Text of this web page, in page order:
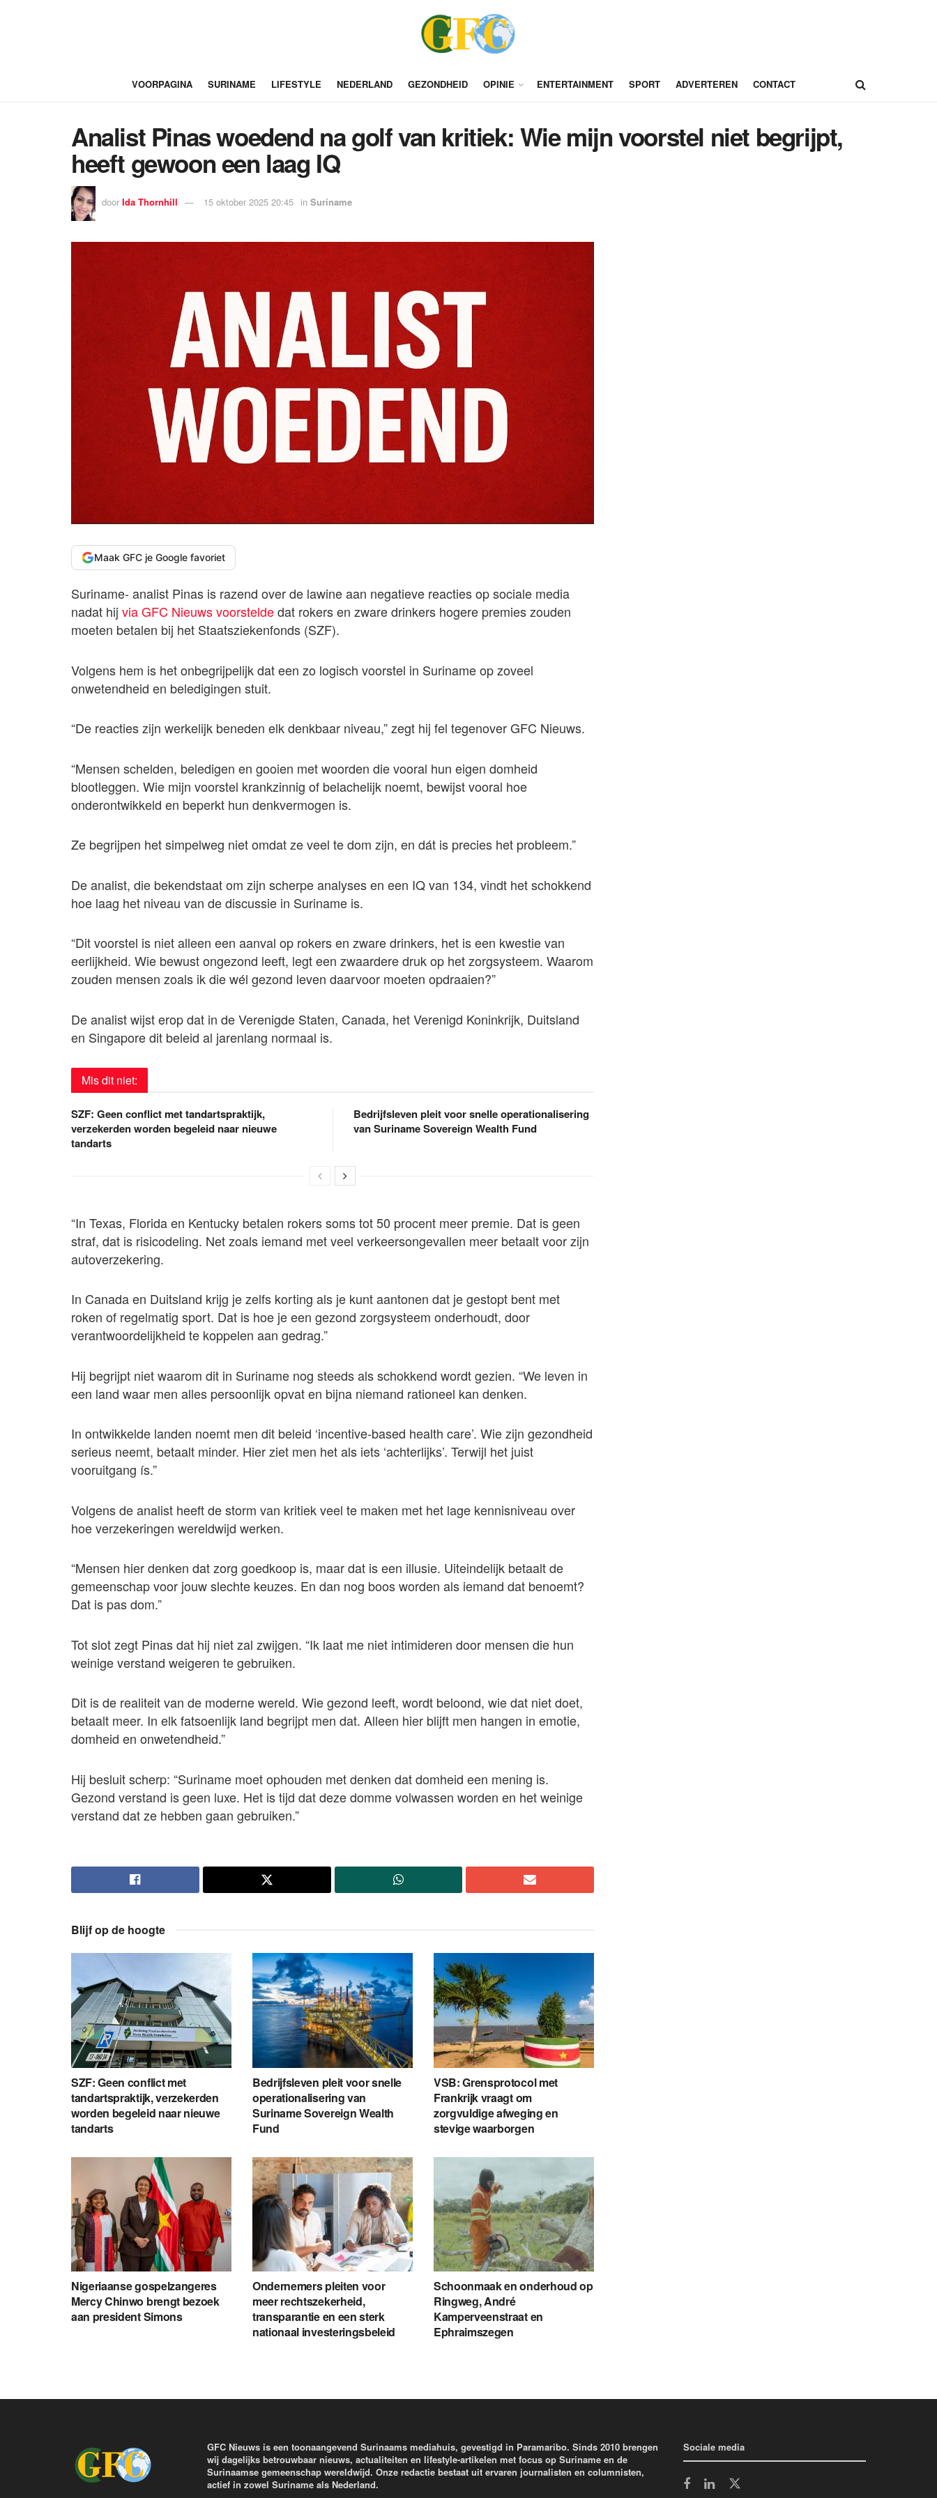
VOORPAGINA SURINAME LIFESTYLE NEDERLAND GEZONDHEID OPINIE ENTERTAINMENT SPORT ADVERTEREN CONTACT
Analist Pinas woedend na golf van kritiek: Wie mijn voorstel niet begrijpt,
heeft gewoon een laag IQ
door Ida Thornhill 15 oktober 2025 20:45 in Suriname
Maak GFC je Google favoriet
Suriname- analist Pinas is razend over de lawine aan negatieve reacties op sociale media
nadat hij via GFC Nieuws voorsteldedat rokers en zware drinkers hogere premies zouden
moeten betalen bij het Staatsziekenfonds (SZF).
Volgens hem is het onbegrijpelijk dat een zo logisch voorstel in Suriname op zoveel
onwetendheid en beledigingen stuit.
“De reacties zijn werkelijk beneden elk denkbaar niveau,” zegt hij fel tegenover GFC Nieuws.
“Mensen schelden, beledigen en gooien met woorden die vooral hun eigen domheid
blootleggen. Wie mijn voorstel krankzinnig of belachelijk noemt, bewijst vooral hoe
onderontwikkeld en beperkt hun denkvermogen is.
Ze begrijpen het simpelweg niet omdat ze veel te dom zijn, en dát is precies het probleem.”
De analist, die bekendstaat om zijn scherpe analyses en een IQ van 134, vindt het schokkend
hoe laag het niveau van de discussie in Suriname is.
“Dit voorstel is niet alleen een aanval op rokers en zware drinkers, het is een kwestie van
eerlijkheid. Wie bewust ongezond leeft, legt een zwaardere druk op het zorgsysteem. Waarom
zouden mensen zoals ik die wél gezond leven daarvoor moeten opdraaien?”
De analist wijst erop dat in de Verenigde Staten, Canada, het Verenigd Koninkrijk, Duitsland
en Singapore dit beleid al jarenlang normaal is.
Mis dit niet:
SZF: Geen conflict met tandartspraktijk,
verzekerden worden begeleid naar nieuwe
tandarts
Bedrijfsleven pleit voor snelle operationalisering
van Suriname Sovereign Wealth Fund
“In Texas, Florida en Kentucky betalen rokers soms tot 50 procent meer premie. Dat is geen
straf, dat is risicodeling. Net zoals iemand met veel verkeersongevallen meer betaalt voor zijn
autoverzekering.
In Canada en Duitsland krijg je zelfs korting als je kunt aantonen dat je gestopt bent met
roken of regelmatig sport. Dat is hoe je een gezond zorgsysteem onderhoudt, door
verantwoordelijkheid te koppelen aan gedrag.”
Hij begrijpt niet waarom dit in Suriname nog steeds als schokkend wordt gezien. “We leven in
een land waar men alles persoonlijk opvat en bijna niemand rationeel kan denken.
In ontwikkelde landen noemt men dit beleid ‘incentive-based health care’. Wie zijn gezondheid
serieus neemt, betaalt minder. Hier ziet men het als iets ‘achterlijks’. Terwijl het juist
vooruitgang ís.”
Volgens de analist heeft de storm van kritiek veel te maken met het lage kennisniveau over
hoe verzekeringen wereldwijd werken.
“Mensen hier denken dat zorg goedkoop is, maar dat is een illusie. Uiteindelijk betaalt de
gemeenschap voor jouw slechte keuzes. En dan nog boos worden als iemand dat benoemt?
Dat is pas dom.”
Tot slot zegt Pinas dat hij niet zal zwijgen. “Ik laat me niet intimideren door mensen die hun
weinige verstand weigeren te gebruiken.
Dit is de realiteit van de moderne wereld. Wie gezond leeft, wordt beloond, wie dat niet doet,
betaalt meer. In elk fatsoenlijk land begrijpt men dat. Alleen hier blijft men hangen in emotie,
domheid en onwetendheid.”
Hij besluit scherp: “Suriname moet ophouden met denken dat domheid een mening is.
Gezond verstand is geen luxe. Het is tijd dat deze domme volwassen worden en het weinige
verstand dat ze hebben gaan gebruiken.”
Blijf op de hoogte
SZF: Geen conflict met
tandartspraktijk, verzekerden
worden begeleid naar nieuwe
tandarts
Bedrijfsleven pleit voor snelle
operationalisering van
Suriname Sovereign Wealth
Fund
VSB: Grensprotocol met
Frankrijk vraagt om
zorgvuldige afweging en
stevige waarborgen
Nigeriaanse gospelzangeres
Mercy Chinwo brengt bezoek
aan president Simons
Ondernemers pleiten voor
meer rechtszekerheid,
transparantie en een sterk
nationaal investeringsbeleid
Schoonmaak en onderhoud op
Ringweg, André
Kamperveenstraat en
Ephraimszegen
GFC Nieuws is een toonaangevend Surinaams mediahuis, gevestigd in Paramaribo. Sinds 2010 brengen
wij dagelijks betrouwbaar nieuws, actualiteiten en lifestyle-artikelen met focus op Suriname en de
Surinaamse gemeenschap wereldwijd. Onze redactie bestaat uit ervaren journalisten en columnisten,
actief in zowel Suriname als Nederland.
Sociale media